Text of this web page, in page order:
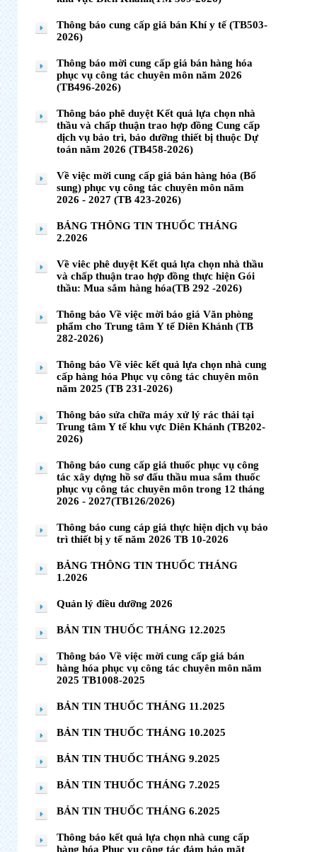
Thông báo cung cấp giá bán Khí y tế (TB503-
2026)
Thông báo mời cung cấp giá bán hàng hóa
phục vụ công tác chuyên môn năm 2026
(TB496-2026)
Thông báo phê duyệt Kết quả lựa chọn nhà
thầu và chấp thuận trao hợp đồng Cung cấp
dịch vụ bảo trì, bảo dưỡng thiết bị thuộc Dự
toán năm 2026 (TB458-2026)
Về việc mời cung cấp giá bán hàng hóa (Bổ
sung) phục vụ công tác chuyên môn năm
2026 - 2027 (TB 423-2026)
BẢNG THÔNG TIN THUỐC THÁNG
2.2026
Về viêc phê duyệt Kết quả lựa chọn nhà thầu
và chấp thuận trao hợp đồng thực hiện Gói
thầu: Mua sắm hàng hóa(TB 292 -2026)
Thông báo Về việc mời báo giá Văn phòng
phẩm cho Trung tâm Y tế Diên Khánh (TB
282-2026)
Thông báo Về viêc kết quả lựa chọn nhà cung
cấp hàng hóa Phục vụ công tác chuyên môn
năm 2025 (TB 231-2026)
Thông báo sửa chữa máy xử lý rác thải tại
Trung tâm Y tế khu vực Diên Khánh (TB202-
2026)
Thông báo cung cấp giá thuốc phục vụ công
tác xây dựng hồ sơ đấu thầu mua sắm thuốc
phục vụ công tác chuyên môn trong 12 tháng
2026 - 2027(TB126/2026)
Thông báo cung cáp giá thực hiện dịch vụ bảo
trì thiết bị y tế năm 2026 TB 10-2026
BẢNG THÔNG TIN THUỐC THÁNG
1.2026
Quản lý điều dưỡng 2026
BẢN TIN THUỐC THÁNG 12.2025
Thông báo Về việc mời cung cấp giá bán
hàng hóa phục vụ công tác chuyên môn năm
2025 TB1008-2025
BẢN TIN THUỐC THÁNG 11.2025
BẢN TIN THUỐC THÁNG 10.2025
BẢN TIN THUỐC THÁNG 9.2025
BẢN TIN THUỐC THÁNG 7.2025
BẢN TIN THUỐC THÁNG 6.2025
Thông báo kết quả lựa chọn nhà cung cấp
hàng hóa Phục vụ công tác đảm bảo mặt